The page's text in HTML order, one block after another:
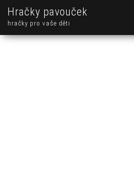
Hračky pavouček
hračky pro vaše děti